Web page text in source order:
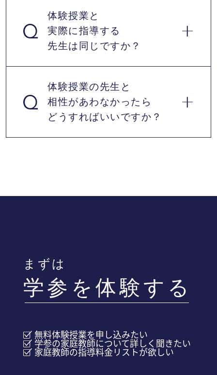
体験授業と
実際に指導する
先生は同じですか？
はい、同じです。体験前にカウンセラーとお
子様に合う先生を探して、入会した場合指導
する先生の授業を受けることが出来ます。
体験授業の先生と
相性があわなかったら
どうすればいいですか？
交代し再度体験授業を受けていただけます。
まずは
学参を体験する
無料体験授業を申し込みたい
学参の家庭教師について詳しく聞きたい
家庭教師の指導料金リストが欲しい